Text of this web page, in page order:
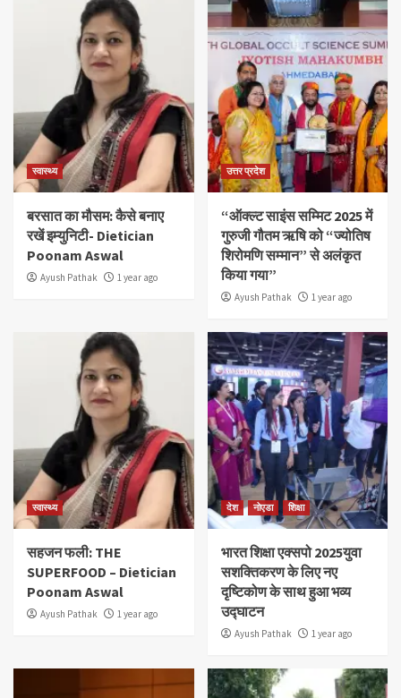
स्वास्थ्य
बरसात का मौसम: कैसे बनाए
रखें इम्युनिटी- Dietician
Poonam Aswal
Ayush Pathak 1 year ago
उत्तर प्रदेश
“ऑक्ल्ट साइंस सम्मिट 2025 में
गुरुजी गौतम ऋषि को “ज्योतिष
शिरोमणि सम्मान” से अलंकृत
किया गया”
Ayush Pathak 1 year ago
स्वास्थ्य
सहजन फली: THE
SUPERFOOD – Dietician
Poonam Aswal
Ayush Pathak 1 year ago
देश नोएडा शिक्षा
भारत शिक्षा एक्सपो 2025युवा
सशक्तिकरण के लिए नए
दृष्टिकोण के साथ हुआ भव्य
उद्घाटन
Ayush Pathak 1 year ago